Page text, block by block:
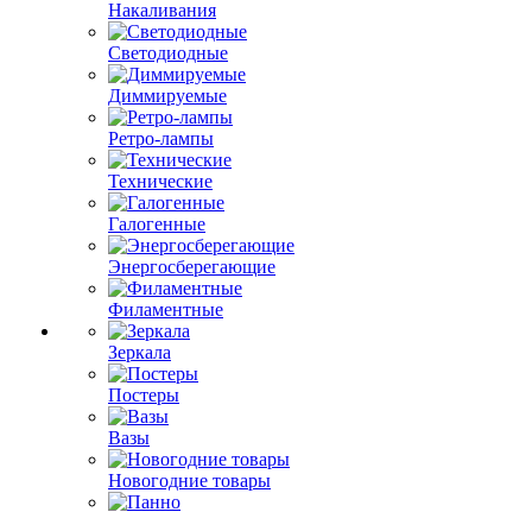
Накаливания
Светодиодные
Диммируемые
Ретро-лампы
Технические
Галогенные
Энергосберегающие
Филаментные
Зеркала
Постеры
Вазы
Новогодние товары